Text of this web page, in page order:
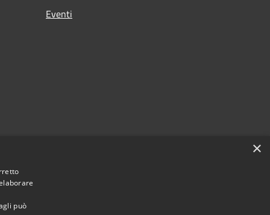
Eventi
×
può